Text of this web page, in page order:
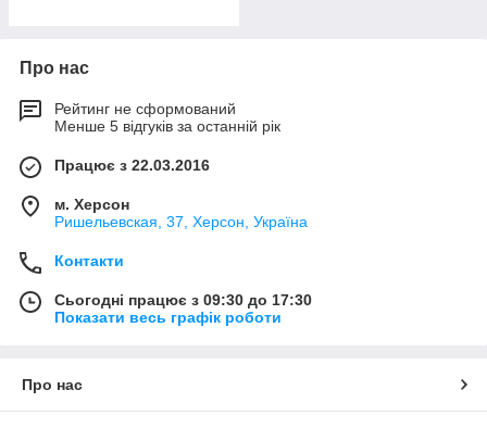
Про нас
Рейтинг не сформований
Менше 5 відгуків за останній рік
Працює з 22.03.2016
м. Херсон
Ришельевская, 37, Херсон, Україна
Контакти
Сьогодні працює з 09:30 до 17:30
Показати весь графік роботи
Про нас